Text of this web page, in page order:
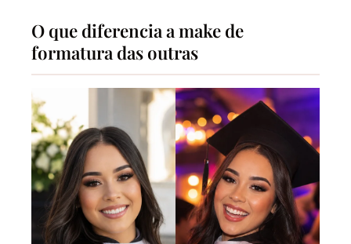
O que diferencia a make de
formatura das outras